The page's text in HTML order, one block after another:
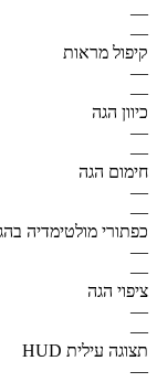
—
—
קיפול מראות
—
—
כיוון הגה
—
—
חימום הגה
—
—
כפתורי מולטימדיה
—
—
ציפוי הגה
—
—
תצוגה עילית HUD
—